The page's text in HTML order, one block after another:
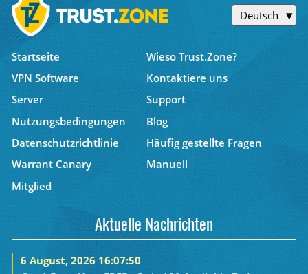
Deutsch
Startseite
Wieso Trust.Zone?
VPN Software
Kontaktiere uns
Server
Support
Nutzungsbedingungen
Blog
Datenschutzrichtlinie
Häufig gestellte Fragen
Warrant Canary
Manuell
Mitglied
Aktuelle Nachrichten
6 August, 2026 16:07:50